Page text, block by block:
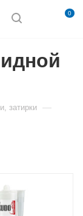
0
затирки —